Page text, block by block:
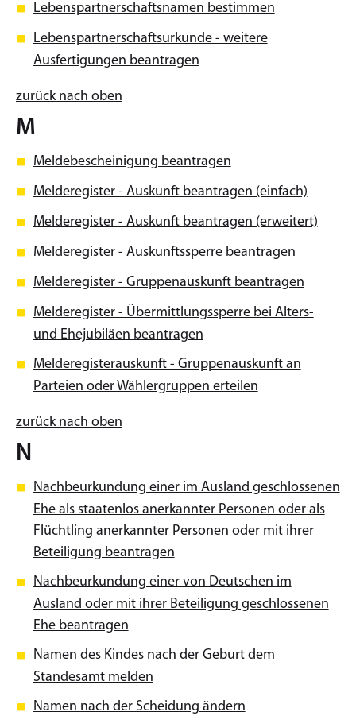
Lebenspartnerschaftsnamen bestimmen
Lebenspartnerschaftsurkunde - weitere
Ausfertigungen beantragen
zurück nach oben
M
Meldebescheinigung beantragen
Melderegister - Auskunft beantragen (einfach)
Melderegister - Auskunft beantragen (erweitert)
Melderegister - Auskunftssperre beantragen
Melderegister - Gruppenauskunft beantragen
Melderegister - Übermittlungssperre bei Alters-
und Ehejubiläen beantragen
Melderegisterauskunft - Gruppenauskunft an
Parteien oder Wählergruppen erteilen
zurück nach oben
N
Nachbeurkundung einer im Ausland geschlossenen
Ehe als staatenlos anerkannter Personen oder als
Flüchtling anerkannter Personen oder mit ihrer
Beteiligung beantragen
Nachbeurkundung einer von Deutschen im
Ausland oder mit ihrer Beteiligung geschlossenen
Ehe beantragen
Namen des Kindes nach der Geburt dem
Standesamt melden
Namen nach der Scheidung ändern